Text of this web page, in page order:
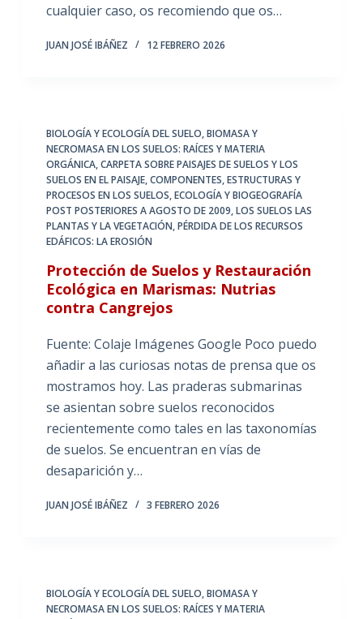
cualquier caso, os recomiendo que os…
JUAN JOSÉ IBÁÑEZ 12 FEBRERO 2026
BIOLOGÍA Y ECOLOGÍA DEL SUELO,BIOMASA Y
NECROMASA EN LOS SUELOS: RAÍCES Y MATERIA
ORGÁNICA,CARPETA SOBRE PAISAJES DE SUELOS Y LOS
SUELOS EN EL PAISAJE,COMPONENTES, ESTRUCTURAS Y
PROCESOS EN LOS SUELOS,ECOLOGÍA Y BIOGEOGRAFÍA
POST POSTERIORES A AGOSTO DE 2009,LOS SUELOS LAS
PLANTAS Y LA VEGETACIÓN,PÉRDIDA DE LOS RECURSOS
EDÁFICOS: LA EROSIÓN
Protección de Suelos y Restauración
Ecológica en Marismas: Nutrias
contra Cangrejos
Fuente: Colaje Imágenes Google Poco puedo
añadir a las curiosas notas de prensa que os
mostramos hoy. Las praderas submarinas
se asientan sobre suelos reconocidos
recientemente como tales en las taxonomías
de suelos. Se encuentran en vías de
desaparición y…
JUAN JOSÉ IBÁÑEZ 3 FEBRERO 2026
BIOLOGÍA Y ECOLOGÍA DEL SUELO,BIOMASA Y
NECROMASA EN LOS SUELOS: RAÍCES Y MATERIA